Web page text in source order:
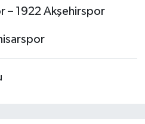
– 1922 Akşehirspor